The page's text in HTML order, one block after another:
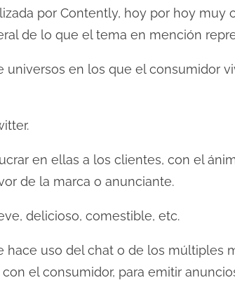
por Contently, hoy por hoy muy
de lo que el tema en mención
universos en los que el consumidor
en ellas a los clientes, con el
de la marca o anunciante.
delicioso, comestible, etc.
hace uso del chat o de los múltiples
el consumidor, para emitir